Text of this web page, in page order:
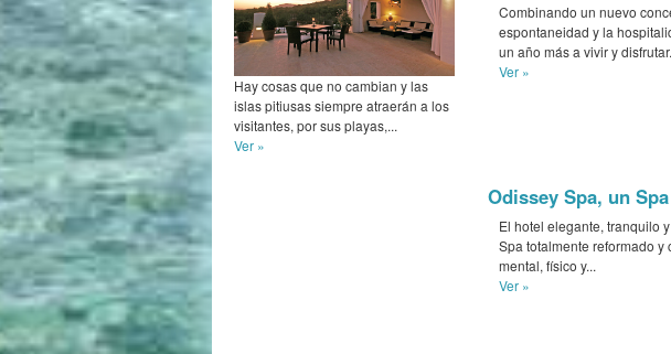
Hay cosas que no cambian y las
islas pitiusas siempre atraerán a los
visitantes, por sus playas,...
Ver »
Combinando un nuevo
espontaneidad y la
un año más a vivir y
Ver »
Odissey Spa, un
El hotel elegante, tranquilo
Spa totalmente reformado
mental, físico y...
Ver »